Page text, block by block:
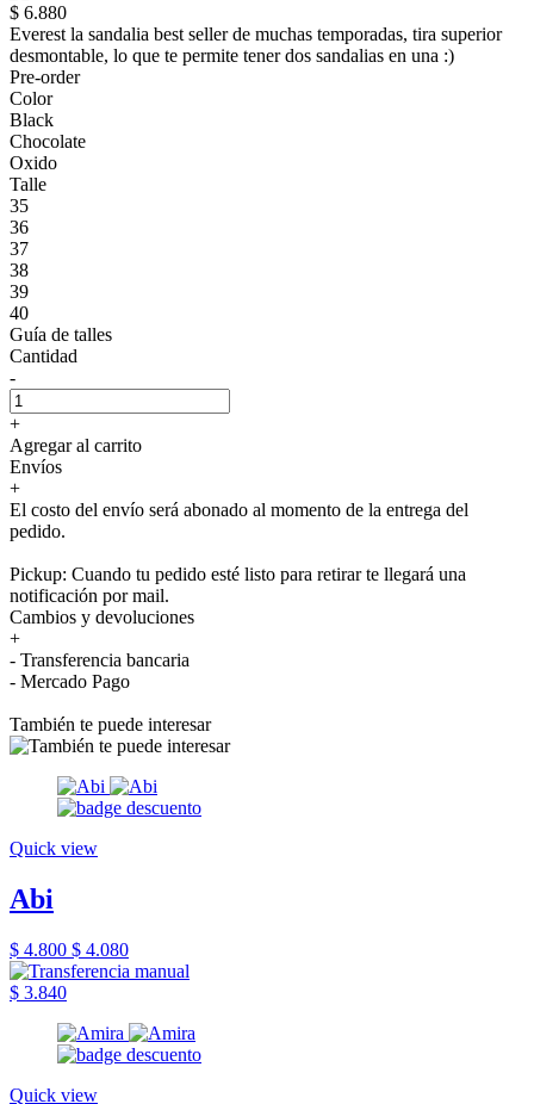
$ 6.880
Everest la sandalia best seller de muchas temporadas, tira superior
desmontable, lo que te permite tener dos sandalias en una :)
Pre-order
Color
Black
Chocolate
Oxido
Talle
35
36
37
38
39
40
Guía de talles
Cantidad
-
+
Agregar al carrito
Envíos
+
El costo del envío será abonado al momento de la entrega del
pedido.
Pickup: Cuando tu pedido esté listo para retirar te llegará una
notificación por mail.
Cambios y devoluciones
+
- Transferencia bancaria
- Mercado Pago
También te puede interesar
Quick view
Abi
$ 4.800 $ 4.080
$ 3.840
Quick view